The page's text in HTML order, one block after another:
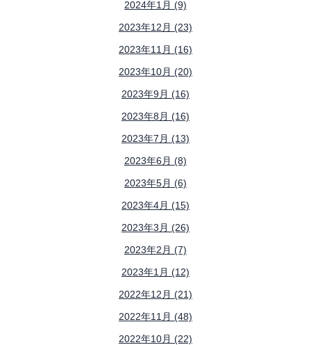
2024年1月 (9)
2023年12月 (23)
2023年11月 (16)
2023年10月 (20)
2023年9月 (16)
2023年8月 (16)
2023年7月 (13)
2023年6月 (8)
2023年5月 (6)
2023年4月 (15)
2023年3月 (26)
2023年2月 (7)
2023年1月 (12)
2022年12月 (21)
2022年11月 (48)
2022年10月 (22)